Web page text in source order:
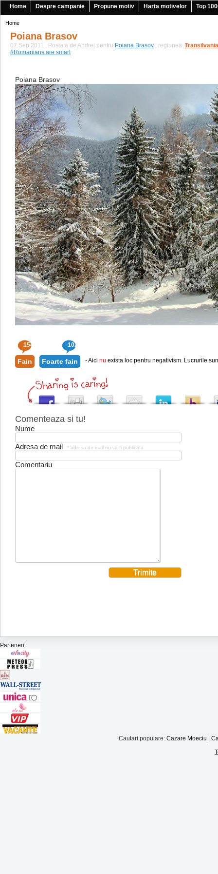
Home Despre campanie Propune motiv Harta motivelor Top
Home
Poiana Brasov
07.Sep.2011 . Postata de Andrei pentru Poiana Brasov , regiunea Transilvania
|
#Romanians are smart
Poiana Brasov
154 102
Fain Foarte fain - Aici nu exista loc pentru negativism. Lucrurile
Comenteaza si tu!
Nume
Adresa de mail * adresa de mail nu va fi publicata
Comentariu
Parteneri
Cautari populare: Cazare Moeciu